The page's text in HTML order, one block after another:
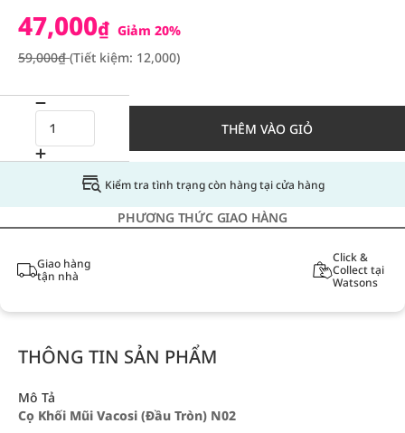
47,000₫ Giảm 20%
59,000₫(Tiết kiệm: 12,000)
THÊM VÀO GIỎ
Kiểm tra tình trạng còn hàng tại cửa hàng
PHƯƠNG THỨC GIAO HÀNG
Giao hàng
tận nhà
Click &
Collect tại
Watsons
THÔNG TIN SẢN PHẨM
Mô Tả
Cọ Khối Mũi Vacosi (Đầu Tròn) N02